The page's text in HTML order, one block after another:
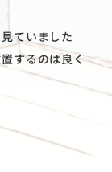
ていました
するのは良く